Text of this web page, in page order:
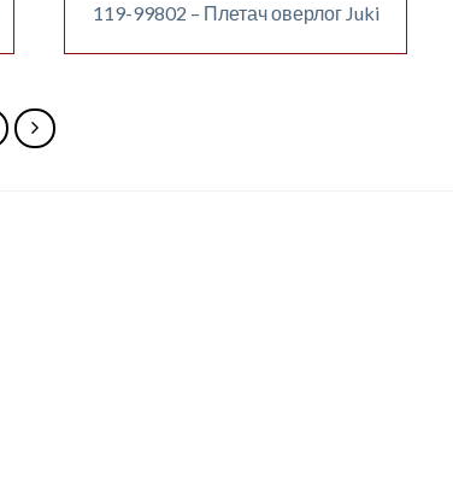
119-99802 – Плетач оверлог Juki